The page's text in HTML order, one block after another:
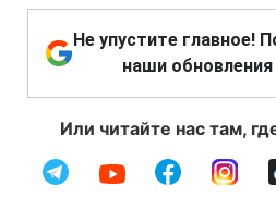
Не упустите главное!
наши обновления
Или читайте нас там,